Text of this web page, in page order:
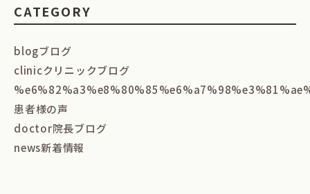
CATEGORY
blogブログ
clinicクリニックブログ
患者様の声
doctor院長ブログ
news新着情報